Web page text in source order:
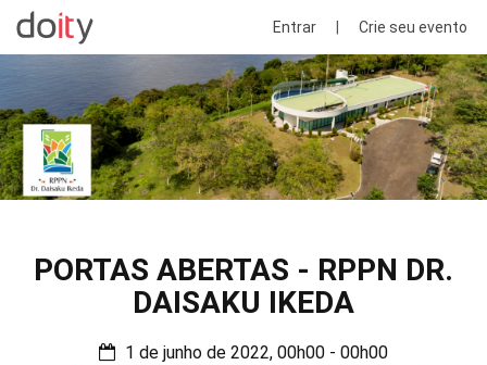
Entrar Crie seu evento
PORTAS ABERTAS - RPPN DR.
DAISAKU IKEDA
1 de junho de 2022, 00h00 - 00h00